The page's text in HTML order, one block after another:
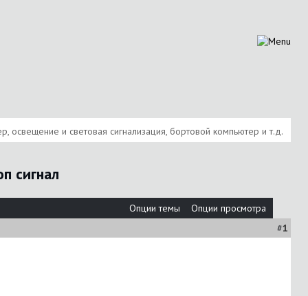
освещение и световая сигнализация, бортовой компьютер и т.д.
сигнал
Опции темы
Опции просмотра
#1